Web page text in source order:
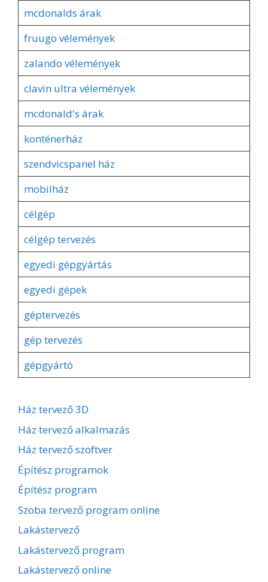
mcdonalds árak
fruugo vélemények
zalando vélemények
clavin ultra vélemények
mcdonald's árak
konténerház
szendvicspanel ház
mobilház
célgép
célgép tervezés
egyedi gépgyártás
egyedi gépek
géptervezés
gép tervezés
gépgyártó
Ház tervező 3D
Ház tervező alkalmazás
Ház tervező szoftver
Építész programok
Építész program
Szoba tervező program online
Lakástervező
Lakástervező program
Lakástervező online